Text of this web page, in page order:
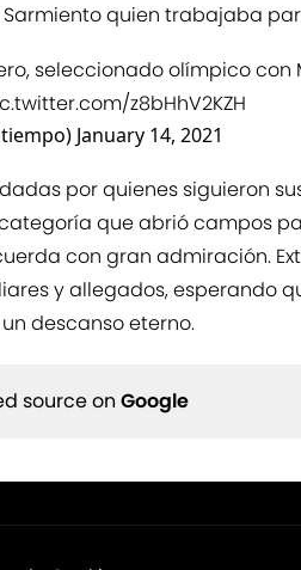
Sarmiento quien trabajaba
seleccionado olímpico con
z8bHhV2KZH
January 14, 2021
por quienes siguieron
que abrió campos
con gran admiración.
y allegados, esperando
descanso eterno.
source on Google